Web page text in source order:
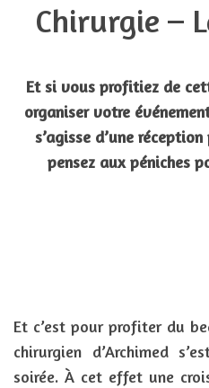
Chirurgie –
Et si vous profitiez de
organiser votre
s’agisse d’une
pensez aux péniches
Et c’est pour profiter du
chirurgien d’Archimed
soirée. À cet effet une